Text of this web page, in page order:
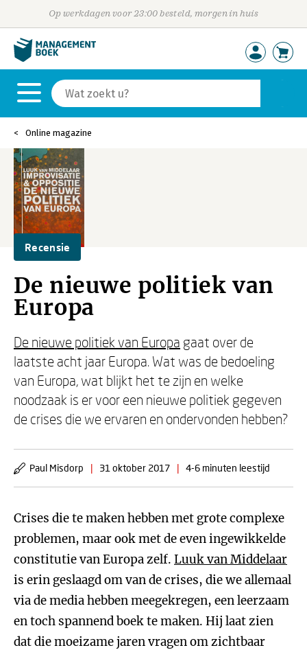
Op werkdagen voor 23:00 besteld, morgen in huis
Online magazine
Recensie
De nieuwe politiek van
Europa
De nieuwe politiek van Europa gaat over de
laatste acht jaar Europa. Wat was de bedoeling
van Europa, wat blijkt het te zijn en welke
noodzaak is er voor een nieuwe politiek gegeven
de crises die we ervaren en ondervonden hebben?
Paul Misdorp | 31 oktober 2017 | 4-6 minuten leestijd
Crises die te maken hebben met grote complexe
problemen, maar ook met de even ingewikkelde
constitutie van Europa zelf. Luuk van Middelaar
is erin geslaagd om van de crises, die we allemaal
via de media hebben meegekregen, een leerzaam
en toch spannend boek te maken. Hij laat zien
dat die moeizame jaren vragen om zichtbaar